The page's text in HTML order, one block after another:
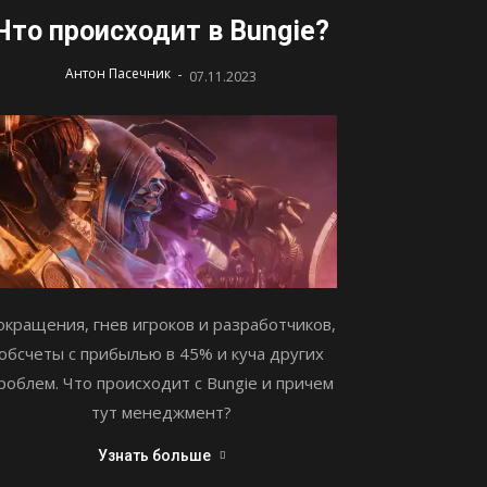
происходит в Bungie?
Антон Пасечник - 07.11.2023
гнев игроков и разработчиков,
с прибылью в 45% и куча других
Что происходит с Bungie и причем
тут менеджмент?
Узнать больше